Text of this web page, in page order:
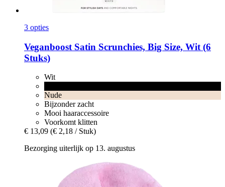
3 opties
Veganboost Satin Scrunchies, Big Size, Wit (6
Stuks)
Wit
Nude
Bijzonder zacht
Mooi haaraccessoire
Voorkomt klitten
€ 13,09 (€ 2,18 / Stuk)
Bezorging uiterlijk op 13. augustus